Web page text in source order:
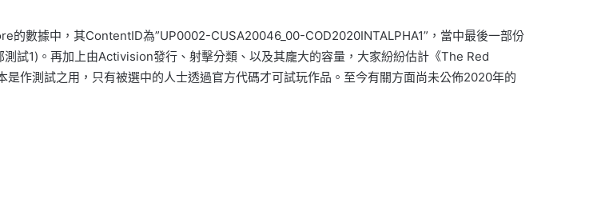
數據中，其ContentID為”UP0002-CUSA20046_00-COD2020INTALPHA1”，當中最後一部份
試1)。再加上由Activision發行、射擊分類、以及其龐大的容量，大家紛紛估計《The Red
作測試之用，只有被選中的人士透過官方代碼才可試玩作品。至今有關方面尚未公佈2020年的